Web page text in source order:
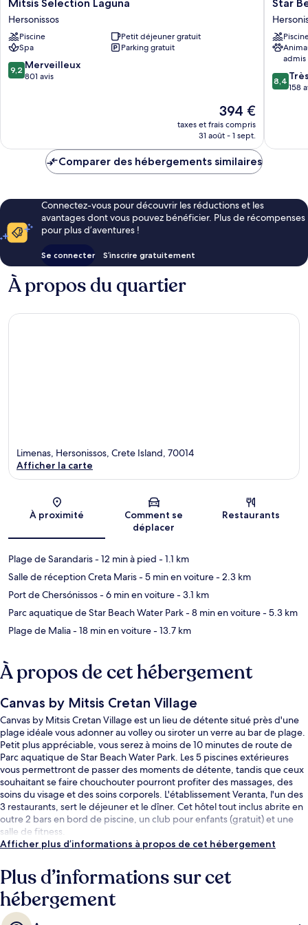
Selection
Laguna
Hersonissos
Mitsis Selection Laguna
Hersonissos
Piscine
Petit déjeuner gratuit
Spa
Parking gratuit
9.2
sur
9,2 Merveilleux
801 avis
Le
nouveau
prix
de
394 €
taxes et frais compris
31 août - 1 sept.
Beach
Village
and
Water
Park
Star
admis
8.4
sur
8,4
158
Comparer des hébergements similaires
Connectez-vous pour découvrir les réductions et les
avantages dont vous pouvez bénéficier. Plus de récompenses
pour plus d’aventures !
Se connecter S’inscrire gratuitement
À propos du quartier
Carte
Limenas, Hersonissos, Crete Island, 70014
Afficher la carte
À proximité
Comment se
déplacer
Restaurants
Plage de Sarandaris- 12 min à pied - 1.1 km
Salle de réception Creta Maris- 5 min en voiture- 2.3 km
Port de Chersónissos- 6 min en voiture- 3.1 km
Parc aquatique de Star Beach Water Park- 8 min en voiture- 5.3 km
Plage de Malia- 18 min en voiture- 13.7 km
À propos de cet hébergement
Canvas by Mitsis Cretan Village
Canvas by Mitsis Cretan Village est un lieu de détente situé près d'une
plage idéale vous adonner au volley ou siroter un verre au bar de plage.
Petit plus appréciable, vous serez à moins de 10 minutes de route de
Parc aquatique de Star Beach Water Park. Les 5 piscines extérieures
vous permettront de passer des moments de détente, tandis que ceux
souhaitant se faire chouchouter pourront profiter des massages, des
soins du visage et des soins corporels. L'établissement Veranta, l'un des
3 restaurants, sert le déjeuner et le dîner. Cet hôtel tout inclus abrite en
outre 2 bars en bord de piscine, un club pour enfants (gratuit) et une
salle de fitness.
Afficher plus d’informations à propos de cet hébergement
Plus d’informations sur cet
hébergement